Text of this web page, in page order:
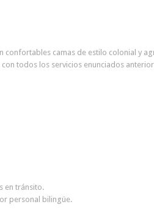
confortables camas de estilo colonial y
todos los servicios enunciados
en tránsito.
personal bilingüe.